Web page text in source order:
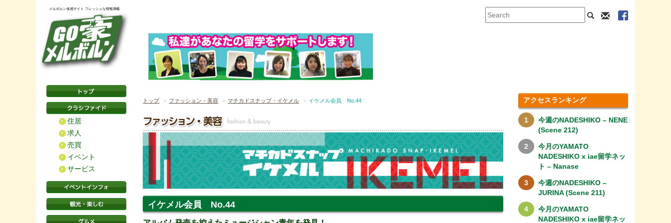
メルボルン体感サイト フレッシュな情報満載
住居
求人
売買
イベント
サービス
トップ ファッション・美容 マチカドスナップ・イケメル イケメル会員 No.44
イケメル会員 No.44
アクセスランキング
今週のNADESHIKO – NENE
(Scene 212)
今月のYAMATO
NADESHIKO x iae留学ネッ
ト – Nanase
今週のNADESHIKO –
JURINA (Scene 211)
今月のYAMATO
NADESHIKO x iae留学ネッ